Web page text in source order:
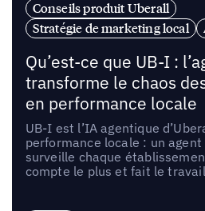
Conseils produit Uberall
Stratégie de marketing local
Qu’est-ce que UB-I :
transforme le chaos
en performance locale
UB-I est l’IA agentique
performance locale : un
surveille chaque
compte le plus et fait le